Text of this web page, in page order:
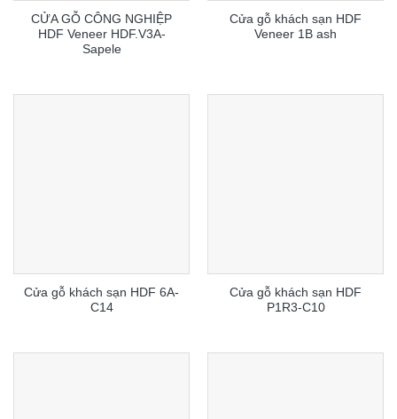
CỬA GỖ CÔNG NGHIỆP
HDF Veneer HDF.V3A-
Sapele
Cửa gỗ khách sạn HDF
Veneer 1B ash
Cửa gỗ khách sạn HDF 6A-
C14
Cửa gỗ khách sạn HDF
P1R3-C10